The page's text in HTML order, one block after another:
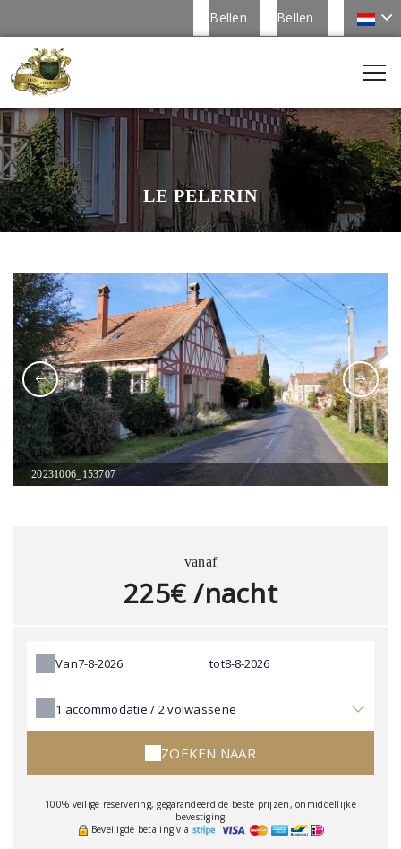
Bellen
Bellen
LE PELERIN
20231006_153707
vanaf
225€ /nacht
Van tot
1 accommodatie / 2volwassene
ZOEKEN NAAR
100% veilige reservering, gegarandeerd de beste prijzen, onmiddellijke
bevestiging
Beveiligde betaling via